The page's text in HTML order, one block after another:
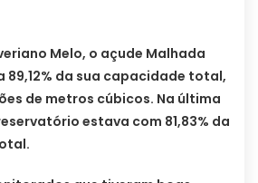
Melo, o açude Malhada
89,12% da sua capacidade total,
de metros cúbicos. Na última
estava com 81,83% da